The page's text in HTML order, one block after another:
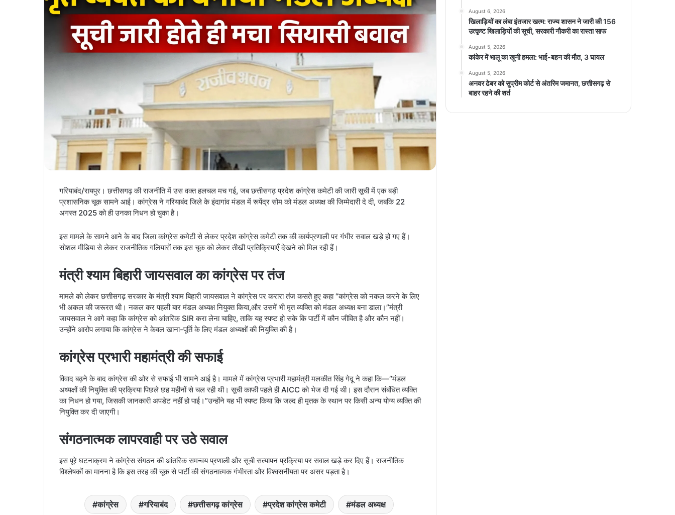
गरियाबंद/रायपुर। छत्तीसगढ़ की राजनीति में उस वक्त हलचल मच गई, जब छत्तीसगढ़ प्रदेश कांग्रेस कमेटी की जारी सूची में एक बड़ी
प्रशासनिक चूक सामने आई। कांग्रेस ने गरियाबंद जिले के इंदागांव मंडल में रूपेंद्र सोम को मंडल अध्यक्ष की जिम्मेदारी दे दी, जबकि 22
अगस्त 2025 को ही उनका निधन हो चुका है।
इस मामले के सामने आने के बाद जिला कांग्रेस कमेटी से लेकर प्रदेश कांग्रेस कमेटी तक की कार्यप्रणाली पर गंभीर सवाल खड़े हो गए हैं।
सोशल मीडिया से लेकर राजनीतिक गलियारों तक इस चूक को लेकर तीखी प्रतिक्रियाएँ देखने को मिल रही हैं।
मंत्री श्याम बिहारी जायसवाल का कांग्रेस पर तंज
मामले को लेकर छत्तीसगढ़ सरकार के मंत्री श्याम बिहारी जायसवाल ने कांग्रेस पर करारा तंज कसते हुए कहा “कांग्रेस को नकल करने के लिए
भी अकल की जरूरत थी। नकल कर पहली बार मंडल अध्यक्ष नियुक्त किया,और उसमें भी मृत व्यक्ति को मंडल अध्यक्ष बना डाला।”मंत्री
जायसवाल ने आगे कहा कि कांग्रेस को आंतरिक SIR करा लेना चाहिए, ताकि यह स्पष्ट हो सके कि पार्टी में कौन जीवित है और कौन नहीं।
उन्होंने आरोप लगाया कि कांग्रेस ने केवल खाना-पूर्ति के लिए मंडल अध्यक्षों की नियुक्ति की है।
कांग्रेस प्रभारी महामंत्री की सफाई
विवाद बढ़ने के बाद कांग्रेस की ओर से सफाई भी सामने आई है। मामले में कांग्रेस प्रभारी महामंत्री मलकीत सिंह गेदू ने कहा कि—“मंडल
अध्यक्षों की नियुक्ति की प्रक्रिया पिछले छह महीनों से चल रही थी। सूची काफी पहले ही AICC को भेज दी गई थी। इस दौरान संबंधित व्यक्ति
का निधन हो गया, जिसकी जानकारी अपडेट नहीं हो पाई।”उन्होंने यह भी स्पष्ट किया कि जल्द ही मृतक के स्थान पर किसी अन्य योग्य व्यक्ति की
नियुक्ति कर दी जाएगी।
संगठनात्मक लापरवाही पर उठे सवाल
इस पूरे घटनाक्रम ने कांग्रेस संगठन की आंतरिक समन्वय प्रणाली और सूची सत्यापन प्रक्रिया पर सवाल खड़े कर दिए हैं। राजनीतिक
विश्लेषकों का मानना है कि इस तरह की चूक से पार्टी की संगठनात्मक गंभीरता और विश्वसनीयता पर असर पड़ता है।
कांग्रेस गरियाबंद छत्तीसगढ़ कांग्रेस प्रदेश कांग्रेस कमेटी मंडल अध्यक्ष
August 6, 2026
खिलाड़ियों का लंबा इंतजार खत्म: राज्य शासन ने जारी की 156
उत्कृष्ट खिलाड़ियों की सूची, सरकारी नौकरी का रास्ता साफ
August 5, 2026
कांकेर में भालू का खूनी हमला: भाई-बहन की मौत, 3 घायल
August 5, 2026
अनवर ढेबर को सुप्रीम कोर्ट से अंतरिम जमानत, छत्तीसगढ़ से
बाहर रहने की शर्त